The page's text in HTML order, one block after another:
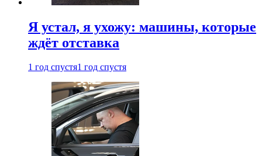
Я устал, я ухожу: машины, которые
ждёт отставка
1 год спустя1 год спустя